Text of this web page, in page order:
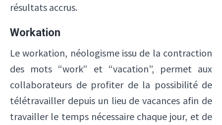
résultats accrus.
Workation
Le workation, néologisme issu de la contraction
des mots “work” et “vacation”, permet aux
collaborateurs de profiter de la possibilité de
télétravailler depuis un lieu de vacances afin de
travailler le temps nécessaire chaque jour, et de